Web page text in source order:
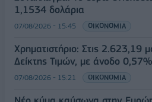
1,1534 δολάρια
07/08/2026 - 15:45 ΟΙΚΟΝΟΜΙΑ
Χρηματιστήριο: Στις 2.623,19
Δείκτης Τιμών, με άνοδο 0,57%
07/08/2026 - 15:21 ΟΙΚΟΝΟΜΙΑ